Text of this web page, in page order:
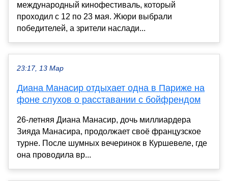
международный кинофестиваль, который
проходил с 12 по 23 мая. Жюри выбрали
победителей, а зрители наслади...
23:17, 13 Мар
Диана Манасир отдыхает одна в Париже на
фоне слухов о расставании с бойфрендом
26-летняя Диана Манасир, дочь миллиардера
Зияда Манасира, продолжает своё французское
турне. После шумных вечеринок в Куршевеле, где
она проводила вр...